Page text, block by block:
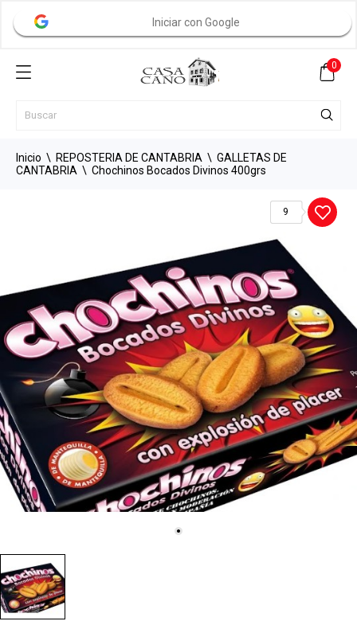
Iniciar con Google
0
Inicio REPOSTERIA DE CANTABRIA
GALLETAS DE
CANTABRIA
Chochinos Bocados Divinos 400grs
9